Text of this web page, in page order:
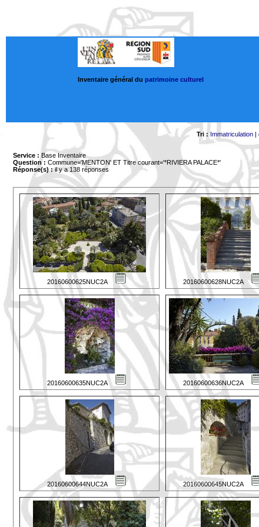
Inventaire général du patrimoine culturel
Tri : Immatriculation|
Service : Base Inventaire
Question : Commune='MENTON' ET Titre courant='*RIVIERA PALACE*'
Réponse(s) :il y a 138 réponses
20160600625NUC2A 20160600628NUC2A
20160600635NUC2A 20160600636NUC2A
20160600644NUC2A 20160600645NUC2A